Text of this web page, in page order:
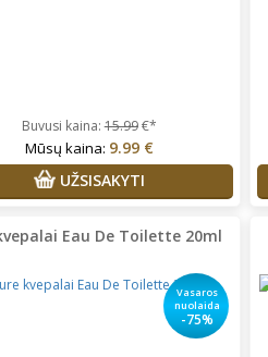
Buvusi kaina:15.99€*
Mūsų kaina: 9.99 €
UŽSISAKYTI
Eau De Toilette 20ml
Vasaros
nuolaida
-75%